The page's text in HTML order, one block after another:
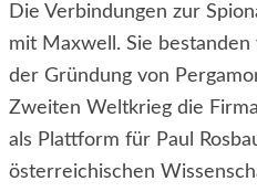
Die Verbindungen zur
mit Maxwell. Sie
der Gründung von
Zweiten Weltkrieg die
als Plattform für Paul
österreichischen